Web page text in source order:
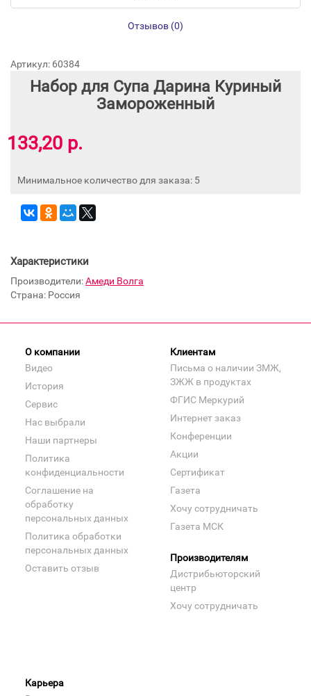
Отзывов (0)
Артикул: 60384
Набор для Супа Дарина Куриный
Замороженный
133,20 р.
Минимальное количество для заказа: 5
Характеристики
Производители:Амеди Волга
Страна: Россия
О компании
Видео
История
Сервис
Нас выбрали
Наши партнеры
Политика
конфиденциальности
Соглашение на
обработку
персональных данных
Политика обработки
персональных данных
Оставить отзыв
Клиентам
Письма о наличии ЗМЖ,
ЗЖЖ в продуктах
ФГИС Меркурий
Интернет заказ
Конференции
Акции
Сертификат
Газета
Хочу сотрудничать
Газета МСК
Производителям
Дистрибьюторский
центр
Хочу сотрудничать
Карьера